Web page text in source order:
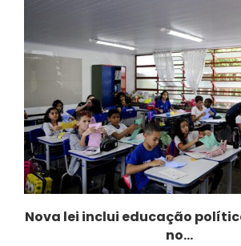
Nova lei inclui educação
no...